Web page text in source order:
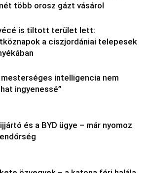
több orosz gázt vásárol
is tiltott terület lett:
a ciszjordániai telepesek
mesterséges intelligencia nem
ingyenessé”
és a BYD ügye – már nyomoz